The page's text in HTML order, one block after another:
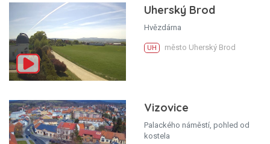
Uherský Brod
Hvězdárna
UH město Uherský Brod
Vizovice
Palackého náměstí, pohled od
kostela